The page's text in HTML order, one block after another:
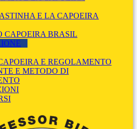
E LA CAPOEIRA
CAPOEIRA BRASIL
E REGOLAMENTO
E METODO DI